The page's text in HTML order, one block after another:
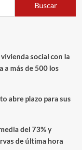
Buscar
social con la
a más de 500 los
abre plazo para sus
del 73% y
de última hora